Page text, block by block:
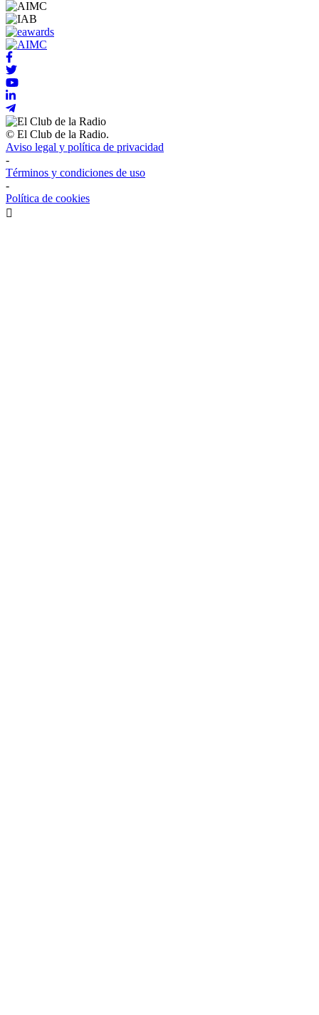
© El Club de la Radio.
Aviso legal y política de privacidad
-
Términos y condiciones de uso
-
Política de cookies
